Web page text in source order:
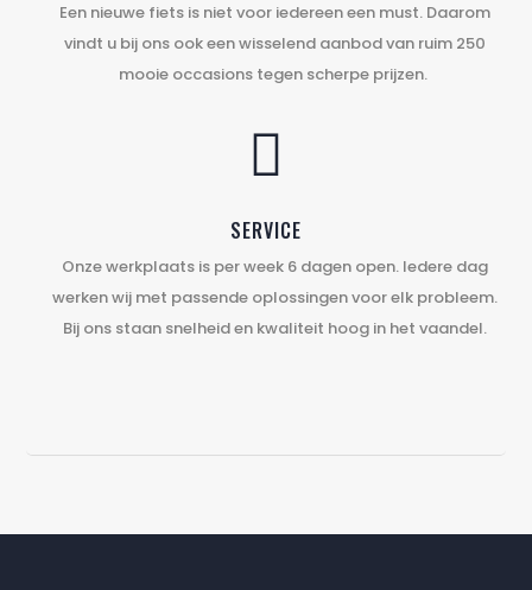
Een nieuwe fiets is niet voor iedereen een must. Daarom
vindt u bij ons ook een wisselend aanbod van ruim 250
mooie occasions tegen scherpe prijzen.

SERVICE
Onze werkplaats is per week 6 dagen open. Iedere dag
werken wij met passende oplossingen voor elk probleem.
Bij ons staan snelheid en kwaliteit hoog in het vaandel.